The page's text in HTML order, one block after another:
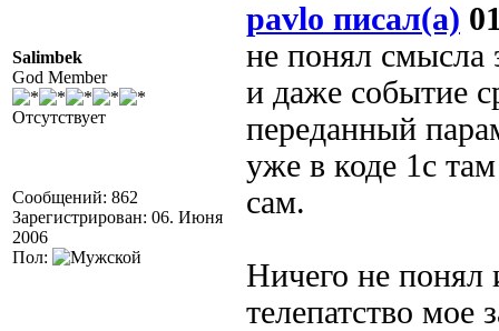
Salimbek
God Member
Отсутствует
Сообщений: 862
Зарегистрирован: 06. Июня
2006
Пол:
pavlo писал(а)
не понял смысла
и даже событие
переданный
уже в коде 1с
сам.
Ничего не понял
телепатство мое